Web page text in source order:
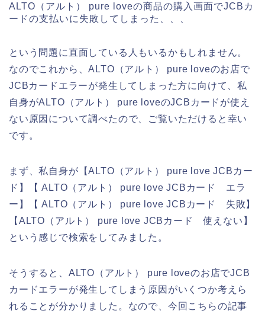
ALTO（アルト） pure loveの商品の購入画面でJCBカ
ードの支払いに失敗してしまった、、、
という問題に直面している人もいるかもしれません。
なのでこれから、ALTO（アルト） pure loveのお店で
JCBカードエラーが発生してしまった方に向けて、私
自身がALTO（アルト） pure loveのJCBカードが使え
ない原因について調べたので、ご覧いただけると幸い
です。
まず、私自身が【ALTO（アルト） pure love JCBカー
ド】【 ALTO（アルト） pure love JCBカード エラ
ー】【 ALTO（アルト） pure love JCBカード 失敗】
【ALTO（アルト） pure love JCBカード 使えない】
という感じで検索をしてみました。
そうすると、ALTO（アルト） pure loveのお店でJCB
カードエラーが発生してしまう原因がいくつか考えら
れることが分かりました。なので、今回こちらの記事